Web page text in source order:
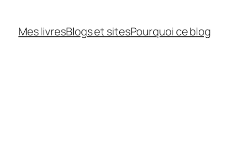
Mes livresBlogs et sitesPourquoi ce blog